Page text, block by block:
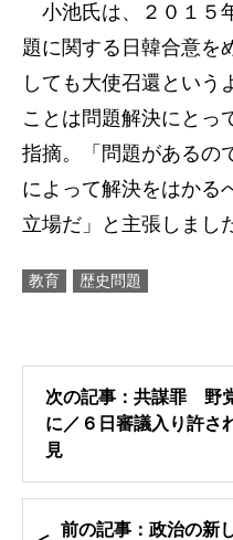
小池氏は、２０１５
題に関する日韓合意を
しても大使召還という
ことは問題解決にとっ
指摘。「問題があるの
によって解決をはかる
立場だ」と主張しまし
教育 歴史問題
次の記事：共謀罪 野
に／６日審議入り許
見
前の記事：政治の新